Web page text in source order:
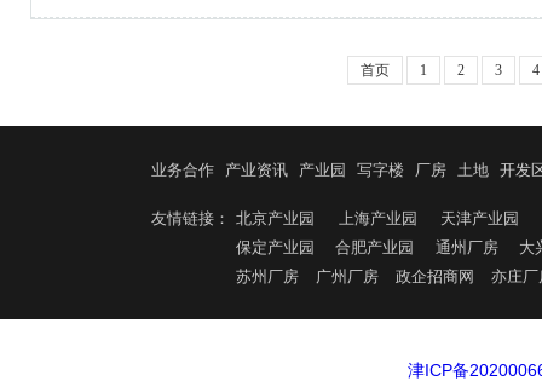
结构：砖混+商混，金
务】 独立物流出入口
首页 1 2 3 4
业务合作 产业资讯 产业园 写字楼 厂房 土地 开发
友情链接： 北京产业园 上海产业园
天津产业园
保定产业园
合肥产业园 通州厂房
大
苏州厂房
广州厂房 政企招商网 亦庄厂
津ICP备